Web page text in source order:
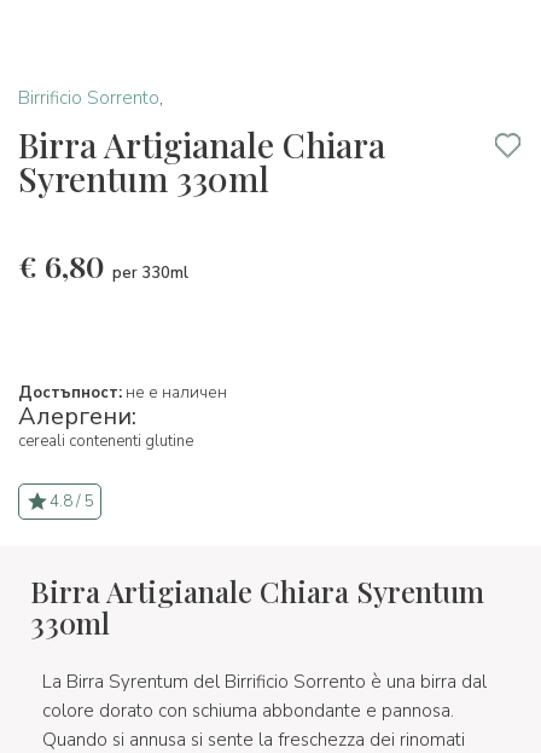
Birrificio Sorrento,
Birra Artigianale Chiara
Syrentum 330ml
€ 6,80 per 330ml
Достъпност: не е наличен
Алергени:
cereali contenenti glutine
4.8 / 5
Birra Artigianale Chiara Syrentum
330ml
La Birra Syrentum del Birrificio Sorrento è una birra dal
colore dorato con schiuma abbondante e pannosa.
Quando si annusa si sente la freschezza dei rinomati